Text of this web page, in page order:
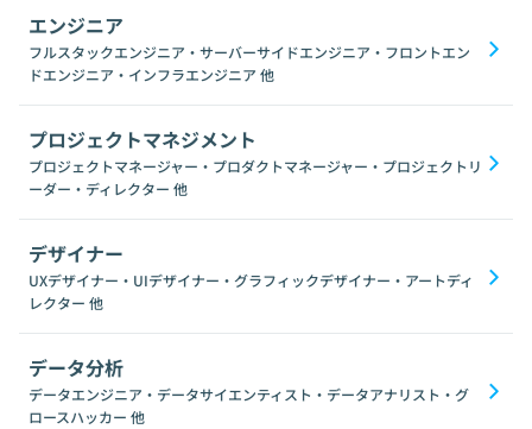
エンジニア
フルスタックエンジニア・サーバーサイドエンジニア・フロントエン
ドエンジニア・インフラエンジニア 他
プロジェクトマネジメント
プロジェクトマネージャー・プロダクトマネージャー・プロジェクトリ
ーダー・ディレクター 他
デザイナー
UXデザイナー・UIデザイナー・グラフィックデザイナー・アートディ
レクター 他
データ分析
データエンジニア・データサイエンティスト・データアナリスト・グ
ロースハッカー 他